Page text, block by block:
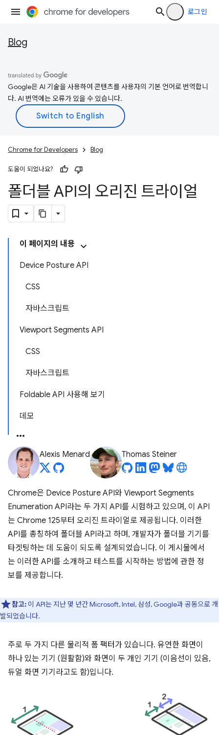
로그인
Blog
Google은 AI 기술을 사용하여 콘텐츠를 사용자의 기본 언어로 번역합니
다. AI 번역에는 오류가 있을 수 있습니다.
Chrome for Developers Blog
도움이 되었나요?
폴더블 API의 오리진 트라이얼
이 페이지의 내용
Device Posture API
CSS
자바스크립트
Viewport Segments API
CSS
자바스크립트
Foldable API 사용해 보기
데모
Alexis Menard Thomas Steiner
Chrome은 Device Posture API와 Viewport Segments
Enumeration API라는 두 가지 API를 시험하고 있으며, 이 API
는 Chrome 125부터 오리진 트라이얼로 제공됩니다. 이러한
API를 총칭하여 폴더블 API라고 하며, 개발자가 폴더블 기기를
타겟팅하는 데 도움이 되도록 설계되었습니다. 이 게시물에서
는 이러한 API를 소개하고 테스트를 시작하는 방법에 관한 정
보를 제공합니다.
참고: 이 API는 지난 몇 년간 Microsoft, Intel, 삼성, Google과 공동으로 개
발되었습니다.
주로 두 가지 다른 물리적 폼 팩터가 있습니다. 유연한 화면이
하나 있는 기기 (원활함)와 화면이 두 개인 기기 (이음선이 있음,
듀얼 화면 기기라고도 함)입니다.